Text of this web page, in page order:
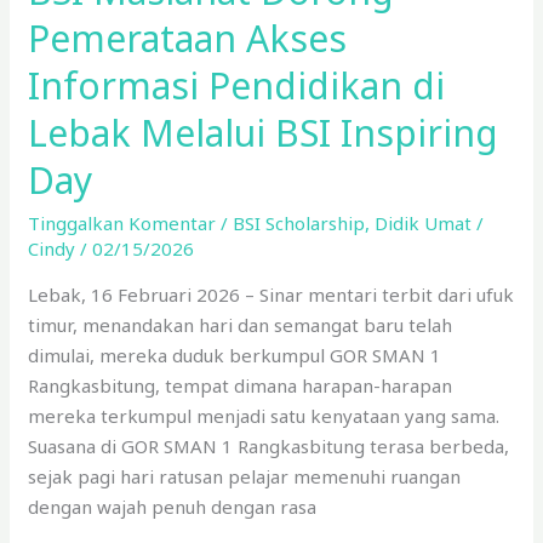
Pemerataan Akses
Informasi Pendidikan di
Lebak Melalui BSI Inspiring
Day
Tinggalkan Komentar / BSI Scholarship, Didik Umat /
Cindy/02/15/2026
Lebak, 16 Februari 2026 – Sinar mentari terbit dari ufuk
timur, menandakan hari dan semangat baru telah
dimulai, mereka duduk berkumpul GOR SMAN 1
Rangkasbitung, tempat dimana harapan-harapan
mereka terkumpul menjadi satu kenyataan yang sama.
Suasana di GOR SMAN 1 Rangkasbitung terasa berbeda,
sejak pagi hari ratusan pelajar memenuhi ruangan
dengan wajah penuh dengan rasa